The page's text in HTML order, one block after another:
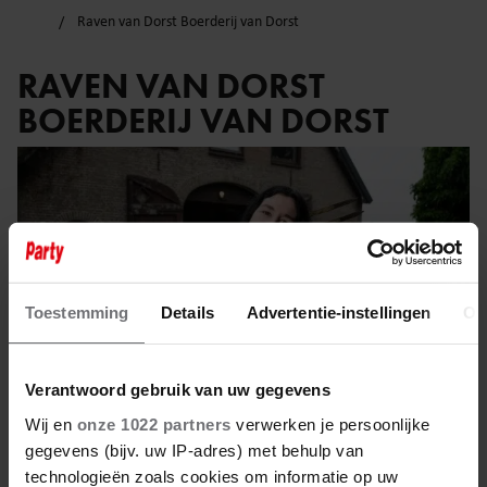
Toestemming Details Advertentie-instellingen
Verantwoord gebruik van uw gegevens
Wij en onze 1022 partners verwerken je persoonlijke
gegevens (bijv. uw IP-adres) met behulp van
technologieën zoals cookies om informatie op uw
Raven van Dorst Boerderij van Dorst
RAVEN VAN DORST
BOERDERIJ VAN DORST